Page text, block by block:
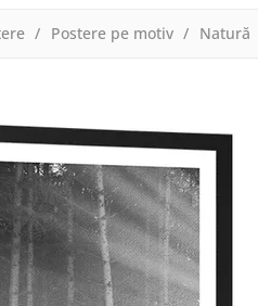
Postere pe motiv Natură